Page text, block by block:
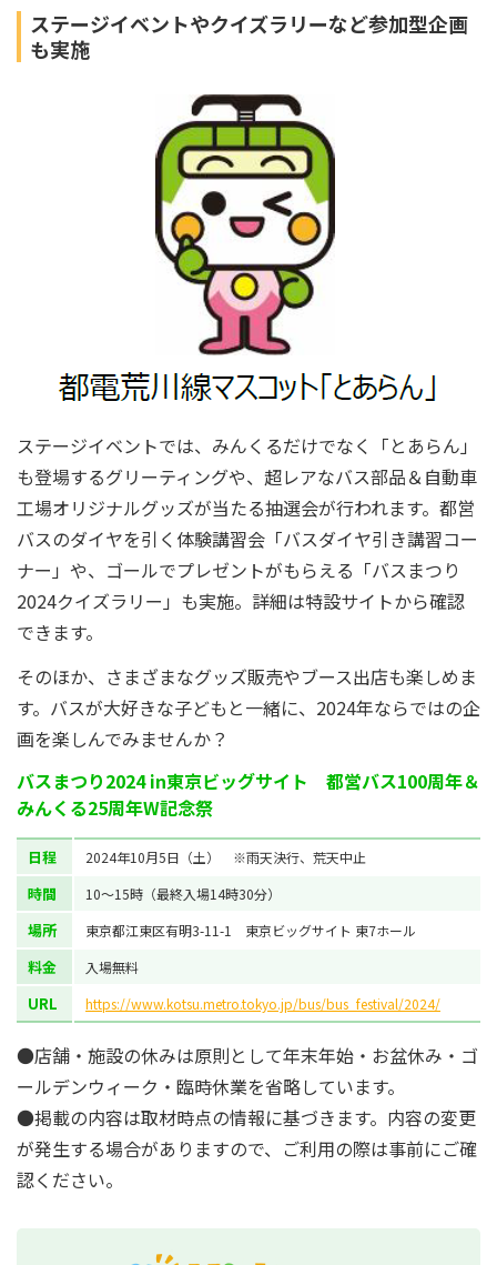
ステージイベントやクイズラリーなど参加型企画
も実施
ステージイベントでは、みんくるだけでなく「とあらん」
も登場するグリーティングや、超レアなバス部品＆自動車
工場オリジナルグッズが当たる抽選会が行われます。都営
バスのダイヤを引く体験講習会「バスダイヤ引き講習コー
ナー」や、ゴールでプレゼントがもらえる「バスまつり
2024クイズラリー」も実施。詳細は特設サイトから確認
できます。
そのほか、さまざまなグッズ販売やブース出店も楽しめま
す。バスが大好きな子どもと一緒に、2024年ならではの企
画を楽しんでみませんか？
バスまつり2024 in東京ビッグサイト 都営バス100周年＆
みんくる25周年W記念祭
日程 2024年10月5日（土） ※雨天決行、荒天中止
時間 10～15時（最終入場14時30分）
場所 東京都江東区有明3-11-1 東京ビッグサイト 東7ホール
料金 入場無料
URL https://www.kotsu.metro.tokyo.jp/bus/bus_festival/2024/
●店舗・施設の休みは原則として年末年始・お盆休み・ゴ
ールデンウィーク・臨時休業を省略しています。
●掲載の内容は取材時点の情報に基づきます。内容の変更
が発生する場合がありますので、ご利用の際は事前にご確
認ください。